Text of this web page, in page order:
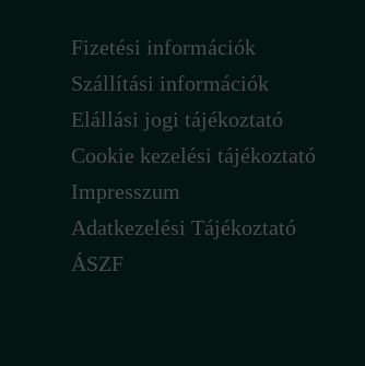
Fizetési információk
Szállítási információk
Elállási jogi tájékoztató
Cookie kezelési tájékoztató
Impresszum
Adatkezelési Tájékoztató
ÁSZF